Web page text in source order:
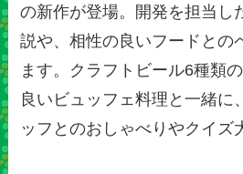
の新作が登場。開発を担当し
説や、相性の良いフードとの
ます。クラフトビール6種類
良いビュッフェ料理と一緒に
ッフとのおしゃべりやクイズ